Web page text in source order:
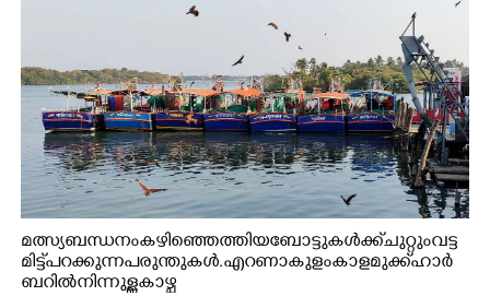
മത്സ്യബന്ധനം കഴിഞ്ഞെത്തിയ ബോട്ടുകൾക്ക് ചുറ്റും വട്ട
മിട്ട് പറക്കുന്ന പരുന്തുകൾ. എറണാകുളം കാളമുക്ക് ഹാർ
ബറിൽ നിന്നുള്ള കാഴ്ച